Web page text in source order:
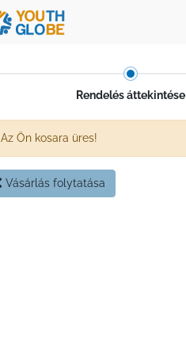
Rendelés áttekintése
Az Ön kosara üres!
Vásárlás folytatása